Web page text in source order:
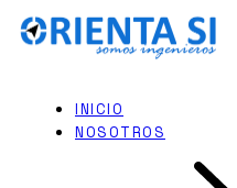
Skip
to
INICIO
NOSOTROS
PERITAJES JUDICIALES
INGENIERÍA NAVAL